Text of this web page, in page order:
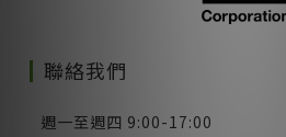
聯絡我們
週一至週四 9:00-17:00